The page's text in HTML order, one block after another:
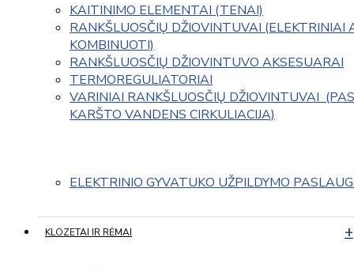
KAITINIMO ELEMENTAI (TENAI)
RANKŠLUOSČIŲ DŽIOVINTUVAI (ELEKTRINIAI
KOMBINUOTI)
RANKŠLUOSČIŲ DŽIOVINTUVO AKSESUARAI
TERMOREGULIATORIAI
VARINIAI RANKŠLUOSČIŲ DŽIOVINTUVAI
KARŠTO VANDENS CIRKULIACIJA)
ELEKTRINIO GYVATUKO UŽPILDYMO
KLOZETAI IR RĖMAI